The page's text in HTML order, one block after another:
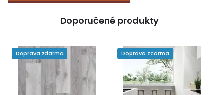
Doporučené produkty
Doprava zdarma Doprava zdarma